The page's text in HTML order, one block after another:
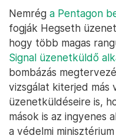
Nemrég a Pentagon
fogják Hegseth
hogy több magas
Signal üzenetküldő
bombázás
vizsgálat kiterjed más
üzenetküldéseire is,
mások is az ingyenes
a védelmi